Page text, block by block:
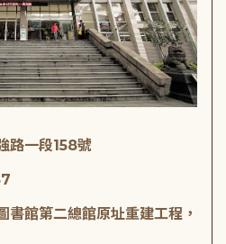
路一段158號
書館第二總館原址重建工程，